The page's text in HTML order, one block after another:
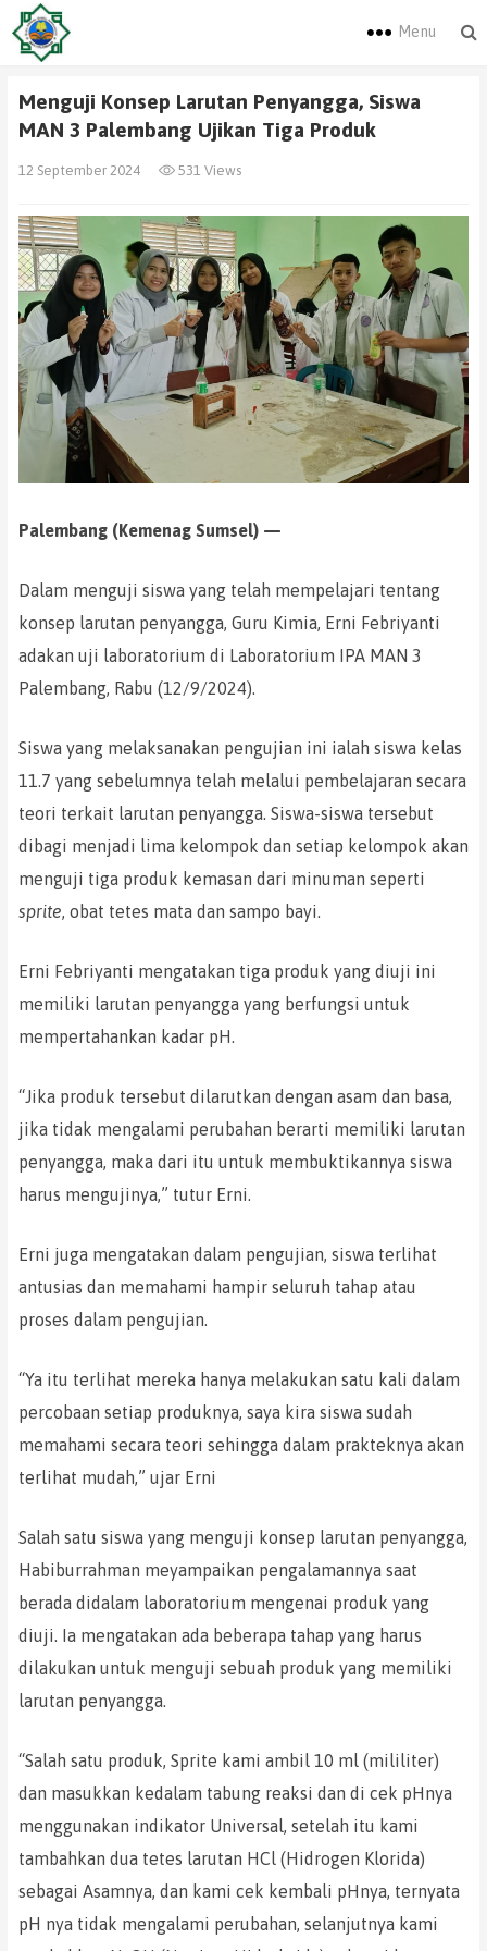
Menu
Menguji Konsep Larutan Penyangga, Siswa
MAN 3 Palembang Ujikan Tiga Produk
12 September 2024 531 Views
Palembang (Kemenag Sumsel) —
Dalam menguji siswa yang telah mempelajari tentang
konsep larutan penyangga, Guru Kimia, Erni Febriyanti
adakan uji laboratorium di Laboratorium IPA MAN 3
Palembang, Rabu (12/9/2024).
Siswa yang melaksanakan pengujian ini ialah siswa kelas
11.7 yang sebelumnya telah melalui pembelajaran secara
teori terkait larutan penyangga. Siswa-siswa tersebut
dibagi menjadi lima kelompok dan setiap kelompok akan
menguji tiga produk kemasan dari minuman seperti
sprite, obat tetes mata dan sampo bayi.
Erni Febriyanti mengatakan tiga produk yang diuji ini
memiliki larutan penyangga yang berfungsi untuk
mempertahankan kadar pH.
“Jika produk tersebut dilarutkan dengan asam dan basa,
jika tidak mengalami perubahan berarti memiliki larutan
penyangga, maka dari itu untuk membuktikannya siswa
harus mengujinya,” tutur Erni.
Erni juga mengatakan dalam pengujian, siswa terlihat
antusias dan memahami hampir seluruh tahap atau
proses dalam pengujian.
“Ya itu terlihat mereka hanya melakukan satu kali dalam
percobaan setiap produknya, saya kira siswa sudah
memahami secara teori sehingga dalam prakteknya akan
terlihat mudah,” ujar Erni
Salah satu siswa yang menguji konsep larutan penyangga,
Habiburrahman meyampaikan pengalamannya saat
berada didalam laboratorium mengenai produk yang
diuji. Ia mengatakan ada beberapa tahap yang harus
dilakukan untuk menguji sebuah produk yang memiliki
larutan penyangga.
“Salah satu produk, Sprite kami ambil 10 ml (mililiter)
dan masukkan kedalam tabung reaksi dan di cek pHnya
menggunakan indikator Universal, setelah itu kami
tambahkan dua tetes larutan HCl (Hidrogen Klorida)
sebagai Asamnya, dan kami cek kembali pHnya, ternyata
pH nya tidak mengalami perubahan, selanjutnya kami